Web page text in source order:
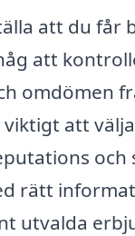
att du får
att
omdömen
viktigt att
och
rätt
utvalda